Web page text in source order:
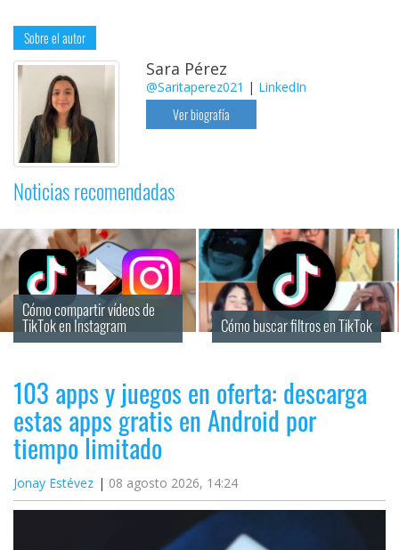
Sobre el autor
Sara Pérez
@Saritaperez021 | LinkedIn
Ver biografía
Noticias recomendadas
Cómo compartir vídeos de
TikTok en Instagram Cómo buscar filtros en TikTok
103 apps y juegos en oferta: descarga
estas apps gratis en Android por
tiempo limitado
Jonay Estévez 08 agosto 2026, 14:24